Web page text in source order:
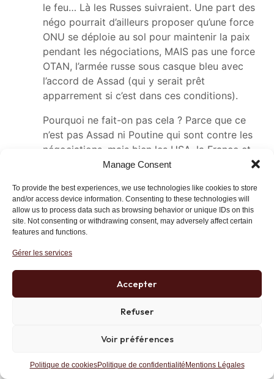
Manage Consent
To provide the best experiences, we use technologies like cookies to store
and/or access device information. Consenting to these technologies will
allow us to process data such as browsing behavior or unique IDs on this
site. Not consenting or withdrawing consent, may adversely affect certain
features and functions.
Gérer les services
Accepter
Refuser
Voir préférences
Politique de cookiesPolitique de confidentialité Mentions Légales
le feu… Là les Russes suivraient. Une part des
négo pourrait d’ailleurs proposer qu’une force
ONU se déploie au sol pour maintenir la paix
pendant les négociations, MAIS pas une force
OTAN, l’armée russe sous casque bleu avec
l’accord de Assad (qui y serait prêt
apparrement si c’est dans ces conditions).
Pourquoi ne fait-on pas cela ? Parce que ce
n’est pas Assad ni Poutine qui sont contre les
négociations, mais bien les USA, la France et
les pays du Golf ! Qui veulent gagner coûte
par proxy en aidant les rebelles, mal réfléchi !
Les rebelles ne sont pas assez fort, le peuple
est encore à 50% pro-Assad, l’armée reste
solide, pas de désertion massive, et cerise sur
le gateau: les islamistes se font de + en +
armée. Dès lors, il ne restait plus que
l’intervention militaire occidentale. Non ce n’est
pas Assad et les Russes qui bloquent le cessez
soutiennent les rebelles et veulent gagner sur
négociation !